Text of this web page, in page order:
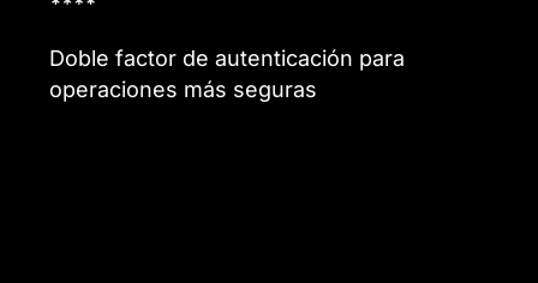
Doble factor de autenticación para
operaciones más seguras